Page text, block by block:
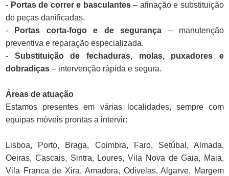
- Portas de correr e basculantes– afinação e substituição
de peças danificadas.
-
Portas corta-fogo e de segurança – manutenção
preventiva e reparação especializada.
- Substituição de fechaduras, molas, puxadores e
dobradiças – intervenção rápida e segura.
Áreas de atuação
Estamos presentes em várias localidades, sempre com
equipas móveis prontas a intervir:
Lisboa, Porto, Braga, Coimbra, Faro, Setúbal, Almada,
Oeiras, Cascais, Sintra, Loures, Vila Nova de Gaia, Maia,
Vila Franca de Xira, Amadora, Odivelas, Algarve, Margem